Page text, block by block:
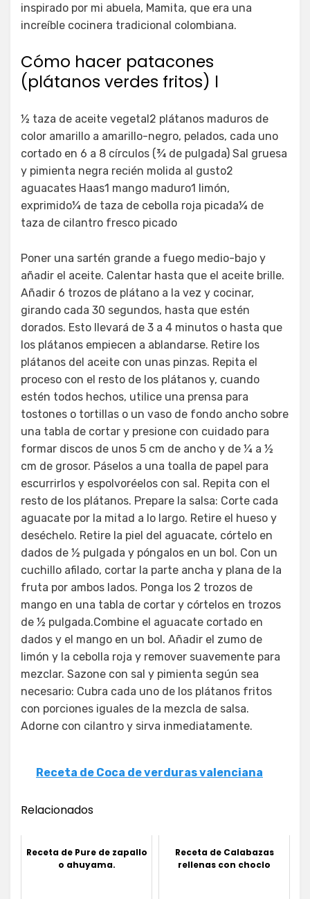
inspirado por mi abuela, Mamita, que era una
increíble cocinera tradicional colombiana.
Cómo hacer patacones
(plátanos verdes fritos) l
½ taza de aceite vegetal2 plátanos maduros de
color amarillo a amarillo-negro, pelados, cada uno
cortado en 6 a 8 círculos (¾ de pulgada) Sal gruesa
y pimienta negra recién molida al gusto2
aguacates Haas1 mango maduro1 limón,
exprimido¼ de taza de cebolla roja picada¼ de
taza de cilantro fresco picado
Poner una sartén grande a fuego medio-bajo y
añadir el aceite. Calentar hasta que el aceite brille.
Añadir 6 trozos de plátano a la vez y cocinar,
girando cada 30 segundos, hasta que estén
dorados. Esto llevará de 3 a 4 minutos o hasta que
los plátanos empiecen a ablandarse. Retire los
plátanos del aceite con unas pinzas. Repita el
proceso con el resto de los plátanos y, cuando
estén todos hechos, utilice una prensa para
tostones o tortillas o un vaso de fondo ancho sobre
una tabla de cortar y presione con cuidado para
formar discos de unos 5 cm de ancho y de ¼ a ½
cm de grosor. Páselos a una toalla de papel para
escurrirlos y espolvoréelos con sal. Repita con el
resto de los plátanos. Prepare la salsa: Corte cada
aguacate por la mitad a lo largo. Retire el hueso y
deséchelo. Retire la piel del aguacate, córtelo en
dados de ½ pulgada y póngalos en un bol. Con un
cuchillo afilado, cortar la parte ancha y plana de la
fruta por ambos lados. Ponga los 2 trozos de
mango en una tabla de cortar y córtelos en trozos
de ½ pulgada.Combine el aguacate cortado en
dados y el mango en un bol. Añadir el zumo de
limón y la cebolla roja y remover suavemente para
mezclar. Sazone con sal y pimienta según sea
necesario: Cubra cada uno de los plátanos fritos
con porciones iguales de la mezcla de salsa.
Adorne con cilantro y sirva inmediatamente.
Receta de Coca de verduras valenciana
Relacionados
Receta de Pure de zapallo
o ahuyama.
Receta de Calabazas
rellenas con choclo